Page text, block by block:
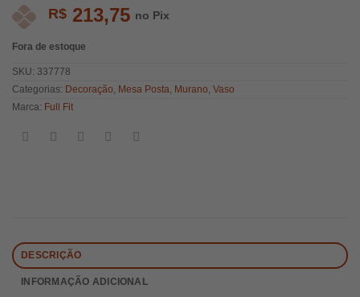
R$ 213,75 no Pix
Fora de estoque
SKU: 337778
Categorias: Decoração, Mesa Posta, Murano, Vaso
Marca: Full Fit
DESCRIÇÃO
INFORMAÇÃO ADICIONAL